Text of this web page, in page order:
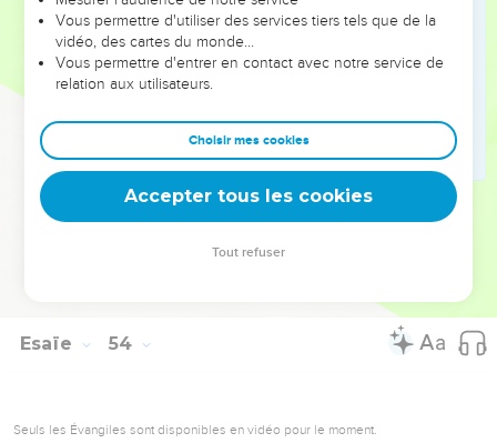
vivra longtemps, et la volonté de l'Eternel sera accomplie par
son intermédiaire.
Après tant de trouble, il verra la lumière et sera satisfait.
à beaucoup d'hommes ; c’est lui qui portera leurs fautes.
Voilà pourquoi je lui donnerai sa part au milieu de
beaucoup et il partagera le butin avec les puissants : parce
qu'il s'est dépouillé lui-même jusqu’à la mort et qu'il *a été
compté parmi les criminels, parce qu'il a porté le péché de
Esaïe 54
Seuls les Évangiles sont disponibles en vidéo pour le moment.
Vous permettre d'utiliser des services tiers tels que de la
vidéo, des cartes du monde…
Vous permettre d'entrer en contact avec notre service de
relation aux utilisateurs.
Choisir mes cookies
Accepter tous les cookies
Tout refuser